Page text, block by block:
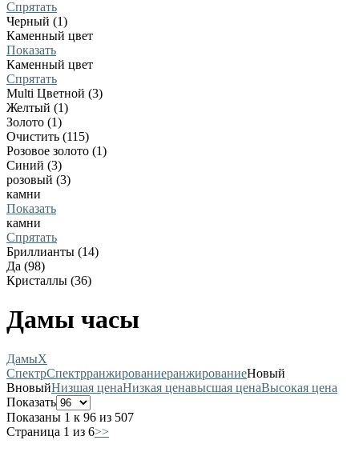
Спрятать
Черный (1)
Каменный цвет
Показать
Каменный цвет
Спрятать
Multi Цветной (3)
Желтый (1)
Золото (1)
Очистить (115)
Розовое золото (1)
Синий (3)
розовый (3)
камни
Показать
камни
Спрятать
Бриллианты (14)
Да (98)
Кристаллы (36)
Дамы часы
ДамыX
СпектрСпектрранжированиеранжированиеНовый
ВновыйНизшая ценаНизкая ценавысшая ценаВысокая цена
Показать
Показаны 1 к 96 из 507
Страница 1 из 6>>